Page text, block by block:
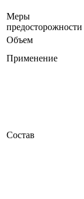
Меры
предосторожности
Объем
Применение
Состав